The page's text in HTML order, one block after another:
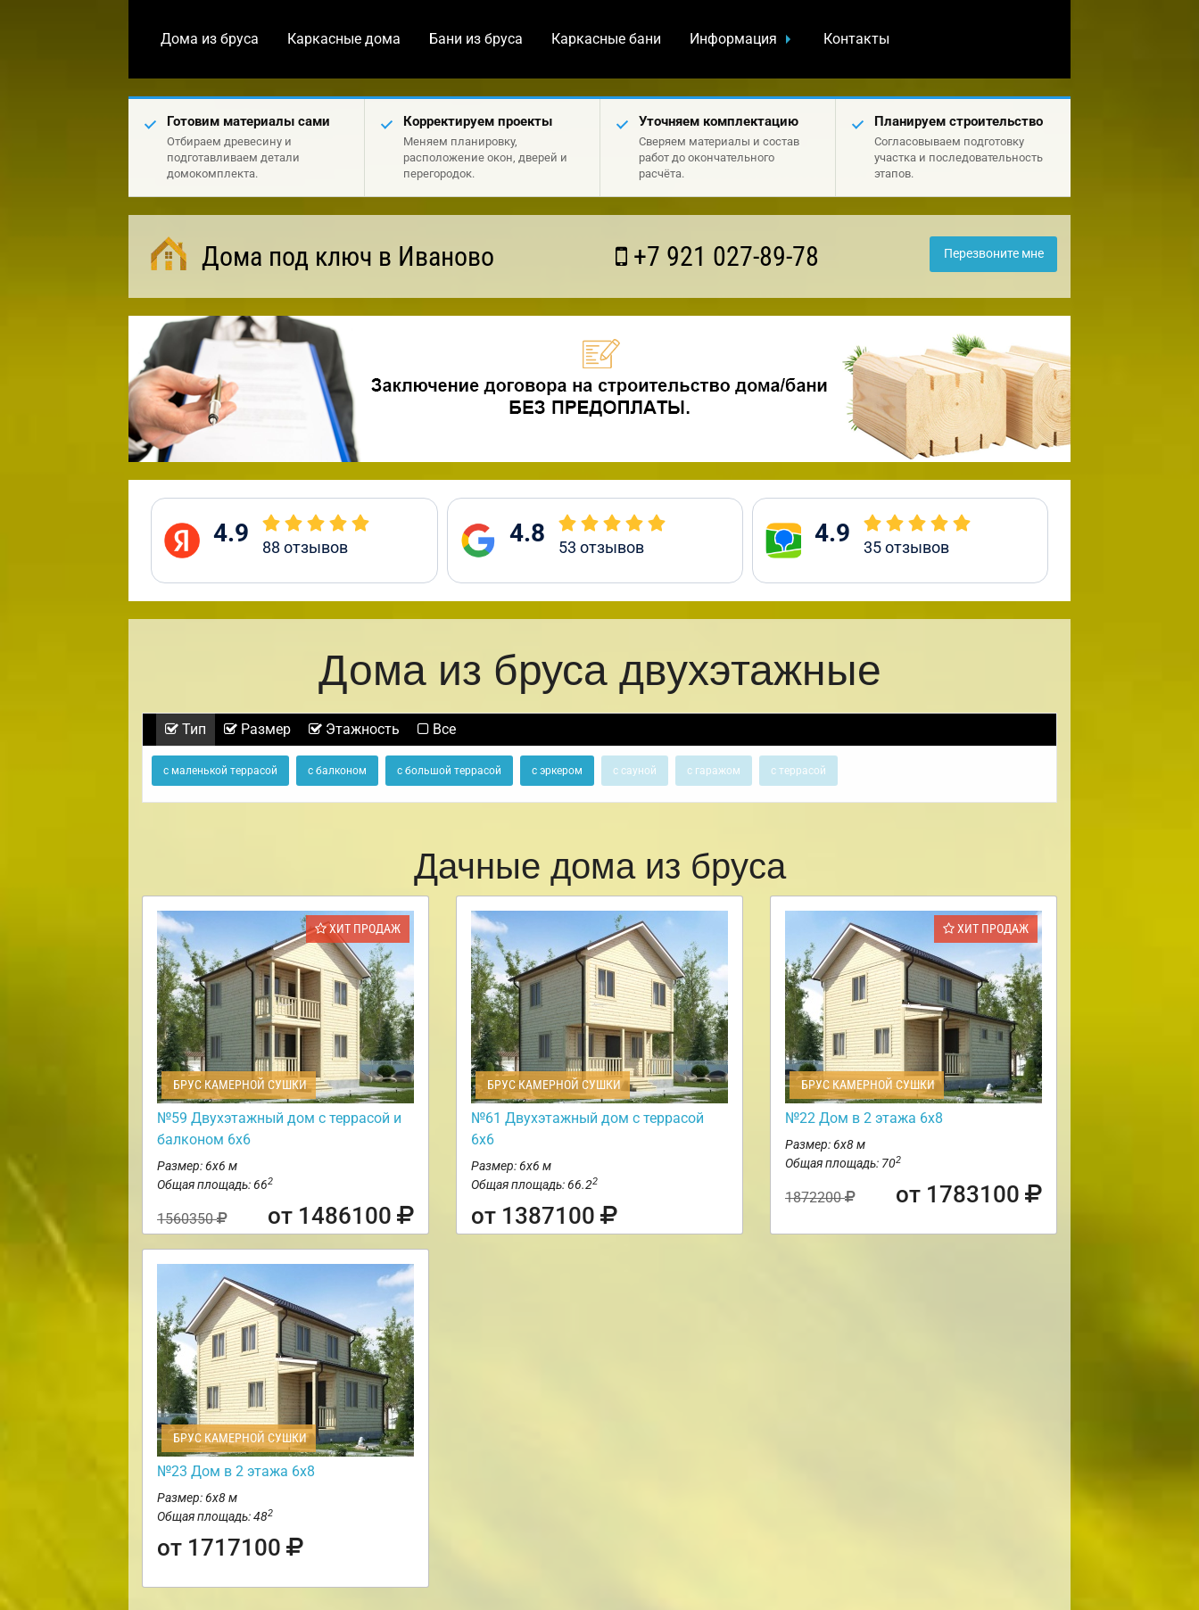
Дома из бруса Каркасные дома Бани из бруса Каркасные бани Информация Контакты
Готовим материалы сами
Отбираем древесину и
подготавливаем детали
домокомплекта.
Корректируем проекты
Меняем планировку,
расположение окон, дверей и
перегородок.
Уточняем комплектацию
Сверяем материалы и состав
работ до окончательного
расчёта.
Планируем строительство
Согласовываем подготовку
участка и последовательность
этапов.
Дома под ключ в Иваново +7 921 027-89-78 Перезвоните мне
4.9 88 отзывов 4.8 53 отзывов 4.9 35отзывов
Дома из бруса двухэтажные
Тип Размер Этажность Все
с маленькой террасой с балконом с большой террасой с эркером с сауной с гаражом с террасой
Дачные дома из бруса
ХИТ ПРОДАЖ
БРУС КАМЕРНОЙ СУШКИ
№59 Двухэтажный дом с террасой и
балконом 6х6
Размер: 6х6 м
Общая площадь: 662
1560350 от 1486100
БРУС КАМЕРНОЙ СУШКИ
№61 Двухэтажный дом с террасой
6х6
Размер: 6х6 м
Общая площадь: 66.22
от 1387100
ХИТ ПРОДАЖ
БРУС КАМЕРНОЙ СУШКИ
№22 Дом в 2 этажа 6х8
Размер: 6х8 м
Общая площадь: 702
1872200 от 1783100
БРУС КАМЕРНОЙ СУШКИ
№23 Дом в 2 этажа 6х8
Размер: 6х8 м
Общая площадь: 482
от 1717100